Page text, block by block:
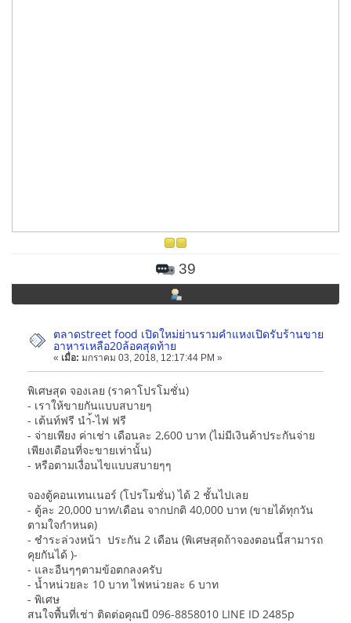
39
ตลาดstreet food เปิดใหม่ย่านรามคำแหงเปิดรับร้านขาย
อาหารเหลือ20ล้อคสุดท้าย
« เมื่อ: มกราคม 03, 2018, 12:17:44 PM »
พิเศษสุด จองเลย (ราคาโปรโมชั่น)
- เราให้ขายกันแบบสบายๆ
- เต้นท์ฟรี นำ้-ไฟ ฟรี
- จ่ายเพียง ค่าเช่า เดือนละ 2,600 บาท (ไม่มีเงินค้าประกันจ่าย
เพียงเดือนที่จะขายเท่านั้น)
- หรือตามเงื่อนไขแบบสบายๆๆ
จองตู้คอนเทนเนอร์ (โปรโมชั่น) ได้ 2 ชั้นไปเลย
- ตู้ละ 20,000 บาท/เดือน จากปกติ 40,000 บาท (ขายได้ทุกวัน
ตามใจกำหนด)
- ชำระล่วงหน้า ประกัน 2 เดือน (พิเศษสุดถ้าจองตอนนี้สามารถ
คุยกันได้ )-
- และอืนๆๆตามข้อตกลงครับ
- นํ้าหน่วยละ 10 บาท ไฟหน่วยละ 6 บาท
- พิเศษ
สนใจพื้นที่เช่า ติดต่อคุณบี 096-8858010 LINE ID 2485p